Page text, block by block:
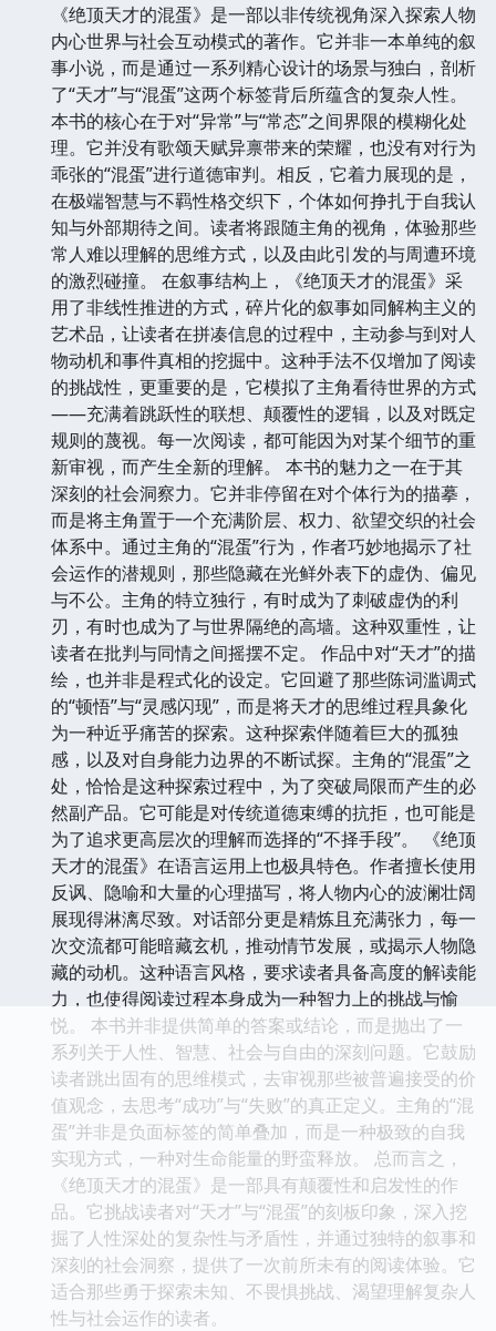
《绝顶天才的混蛋》是一部以非传统视角深入探索人物
内心世界与社会互动模式的著作。它并非一本单纯的叙
事小说，而是通过一系列精心设计的场景与独白，剖析
了“天才”与“混蛋”这两个标签背后所蕴含的复杂人性。
本书的核心在于对“异常”与“常态”之间界限的模糊化处
理。它并没有歌颂天赋异禀带来的荣耀，也没有对行为
乖张的“混蛋”进行道德审判。相反，它着力展现的是，
在极端智慧与不羁性格交织下，个体如何挣扎于自我认
知与外部期待之间。读者将跟随主角的视角，体验那些
常人难以理解的思维方式，以及由此引发的与周遭环境
的激烈碰撞。 在叙事结构上，《绝顶天才的混蛋》采
用了非线性推进的方式，碎片化的叙事如同解构主义的
艺术品，让读者在拼凑信息的过程中，主动参与到对人
物动机和事件真相的挖掘中。这种手法不仅增加了阅读
的挑战性，更重要的是，它模拟了主角看待世界的方式
——充满着跳跃性的联想、颠覆性的逻辑，以及对既定
规则的蔑视。每一次阅读，都可能因为对某个细节的重
新审视，而产生全新的理解。 本书的魅力之一在于其
深刻的社会洞察力。它并非停留在对个体行为的描摹，
而是将主角置于一个充满阶层、权力、欲望交织的社会
体系中。通过主角的“混蛋”行为，作者巧妙地揭示了社
会运作的潜规则，那些隐藏在光鲜外表下的虚伪、偏见
与不公。主角的特立独行，有时成为了刺破虚伪的利
刃，有时也成为了与世界隔绝的高墙。这种双重性，让
读者在批判与同情之间摇摆不定。 作品中对“天才”的描
绘，也并非是程式化的设定。它回避了那些陈词滥调式
的“顿悟”与“灵感闪现”，而是将天才的思维过程具象化
为一种近乎痛苦的探索。这种探索伴随着巨大的孤独
感，以及对自身能力边界的不断试探。主角的“混蛋”之
处，恰恰是这种探索过程中，为了突破局限而产生的必
然副产品。它可能是对传统道德束缚的抗拒，也可能是
为了追求更高层次的理解而选择的“不择手段”。 《绝顶
天才的混蛋》在语言运用上也极具特色。作者擅长使用
反讽、隐喻和大量的心理描写，将人物内心的波澜壮阔
展现得淋漓尽致。对话部分更是精炼且充满张力，每一
次交流都可能暗藏玄机，推动情节发展，或揭示人物隐
藏的动机。这种语言风格，要求读者具备高度的解读能
力，也使得阅读过程本身成为一种智力上的挑战与愉
悦。 本书并非提供简单的答案或结论，而是抛出了一
系列关于人性、智慧、社会与自由的深刻问题。它鼓励
读者跳出固有的思维模式，去审视那些被普遍接受的价
值观念，去思考“成功”与“失败”的真正定义。主角的“混
蛋”并非是负面标签的简单叠加，而是一种极致的自我
实现方式，一种对生命能量的野蛮释放。 总而言之，
《绝顶天才的混蛋》是一部具有颠覆性和启发性的作
品。它挑战读者对“天才”与“混蛋”的刻板印象，深入挖
掘了人性深处的复杂性与矛盾性，并通过独特的叙事和
深刻的社会洞察，提供了一次前所未有的阅读体验。它
适合那些勇于探索未知、不畏惧挑战、渴望理解复杂人
性与社会运作的读者。